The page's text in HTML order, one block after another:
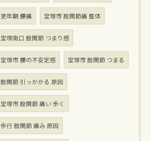
更年期 腰痛 宝塚市 股関節痛 整体
宝塚南口 股関節 つまり感
宝塚市 腰の不安定感 宝塚市 股関節 つまる
股関節 引っかかる 原因
宝塚市 股関節 痛い 歩く
歩行 股関節 痛み 原因